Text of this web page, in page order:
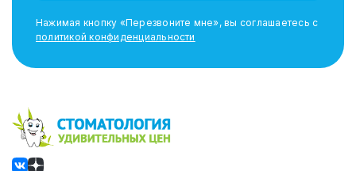
Нажимая кнопку «Перезвоните мне», вы соглашаетесь с
политикой конфиденциальности